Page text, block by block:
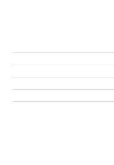
Ofertas
Manicure
Peluquería
Elige tu kit MARDA.CL
Pestañas